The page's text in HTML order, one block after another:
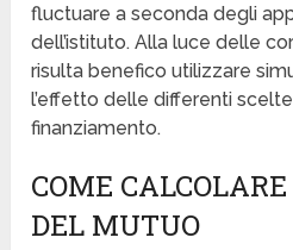
fluctuare a seconda degli
dell’istituto. Alla luce delle
risulta benefico utilizzare
l’effetto delle differenti
finanziamento.
COME
DEL MUTUO